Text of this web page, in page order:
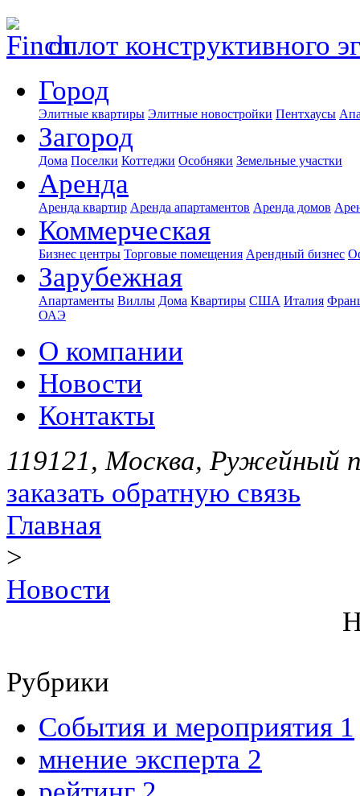
оплот конструктивного
Город
Элитные квартиры Элитные новостройки Пентхаусы
Загород
Дома Поселки Коттеджи Особняки Земельные участки
Аренда
Аренда квартир Аренда апартаментов Аренда домов
Коммерческая
Бизнес центры Торговые помещения Арендный бизнес
Зарубежная
Апартаменты Виллы Дома Квартиры США Италия
ОАЭ
О компании
Новости
Контакты
119121, Москва, Ружейный
заказать обратную связь
Главная
>
Новости
Рубрики
События и мероприятия 1
мнение эксперта 2